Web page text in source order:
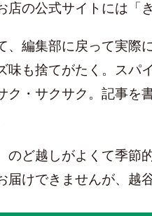
店の公式サイトには「
、編集部に戻って実際
味も捨てがたく。スパ
ク・サクサク。記事を
のど越しがよくて季節
届けできませんが、越